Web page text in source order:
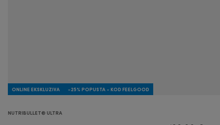
ONLINE EKSKLUZIVA -25% POPUSTA - KOD FEELGOOD
NUTRIBULLET® ULTRA